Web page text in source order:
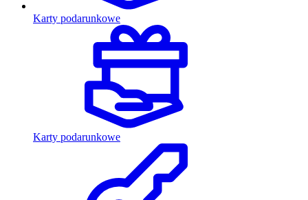
Karty podarunkowe
Karty podarunkowe